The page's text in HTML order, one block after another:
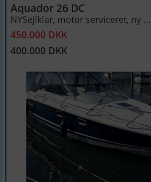
Aquador 26 DC
NYSejlklar, motor serviceret, ny ...
450.000 DKK
400.000 DKK